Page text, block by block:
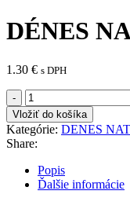
DÉNES
1.30 € s DPH
množstvo
DÉNES
NATURA
PROSO
-
250G
Vložiť do košíka
Kategórie: DENES
Share:
Popis
Ďalšie informácie